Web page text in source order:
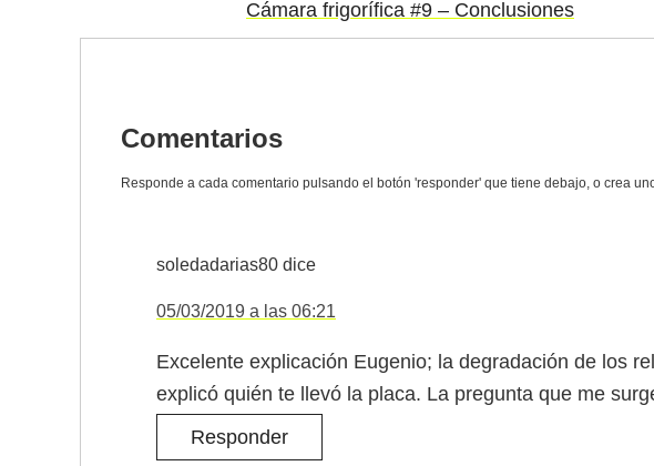
Cámara frigorífica #9 – Conclusiones
Comentarios
soledadarias80 dice
05/03/2019 a las 06:21
Excelente explicación Eugenio; la degradación de los
explicó quién te llevó la placa. La pregunta que me
Responder